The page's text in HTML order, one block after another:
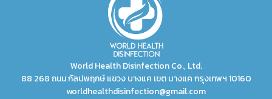
World Health Disinfection Co., Ltd.
88 268 ถนน กัลปพฤกษ์ แขวง บางแค เขต บางแค กรุงเทพฯ 10160
worldhealthdisinfection@gmail.com